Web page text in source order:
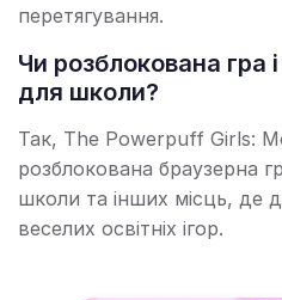
перетягування.
Чи розблокована гра
для школи?
Так, The Powerpuff Girls:
розблокована браузерна
школи та інших місць, де
веселих освітніх ігор.